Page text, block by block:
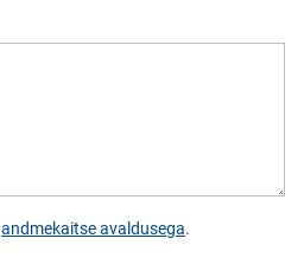
andmekaitse avaldusega.